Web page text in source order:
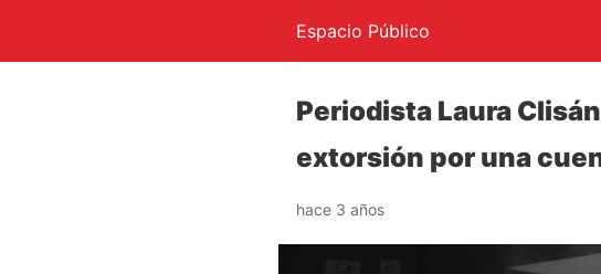
Espacio Público
Periodista Laura
extorsión por una
hace 3 años